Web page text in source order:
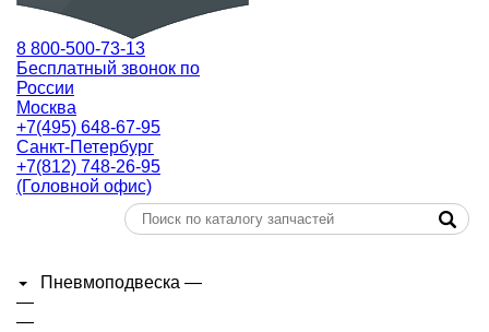
8 800-500-73-13
Бесплатный звонок по
России
Москва
+7(495) 648-67-95
Санкт-Петербург
+7(812) 748-26-95
(Головной офис)
Пневмоподвеска —
—
—